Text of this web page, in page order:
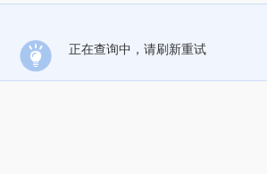
正在查询中，请刷新重试